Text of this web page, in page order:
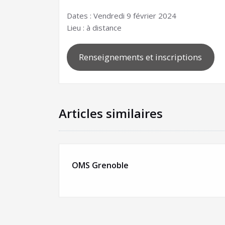
Dates : Vendredi 9 février 2024
Lieu : à distance
Renseignements et inscriptions
Articles similaires
OMS Grenoble